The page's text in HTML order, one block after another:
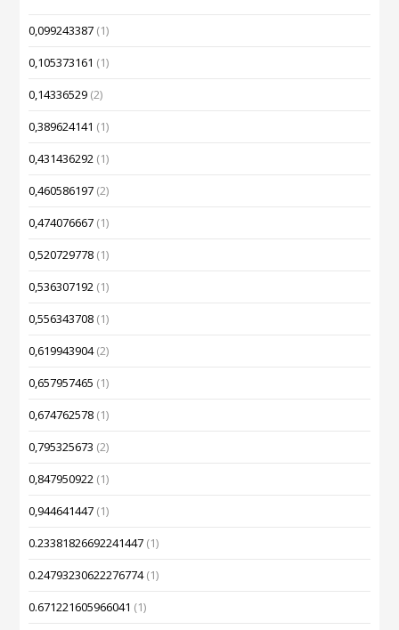
0,099243387 (1)
0,105373161 (1)
0,14336529 (2)
0,389624141 (1)
0,431436292 (1)
0,460586197 (2)
0,474076667 (1)
0,520729778 (1)
0,536307192 (1)
0,556343708 (1)
0,619943904(2)
0,657957465 (1)
0,674762578 (1)
0,795325673 (2)
0,847950922 (1)
0,944641447 (1)
0.23381826692241447 (1)
0.24793230622276774(1)
0.671221605966041 (1)